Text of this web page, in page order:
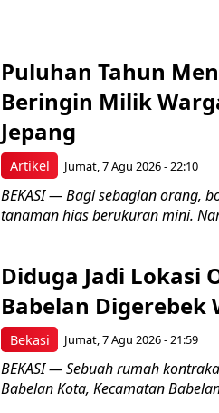
Artikel
Puluhan Tahun
Beringin Milik
Jepang
Jumat, 7 Agu 2026 - 22:10
BEKASI — Bagi sebagian orang,
tanaman hias berukuran mini.
Bekasi
Diduga Jadi Lokasi
Babelan Digerebek
Jumat, 7 Agu 2026 - 21:59
BEKASI — Sebuah rumah
Babelan Kota, Kecamatan